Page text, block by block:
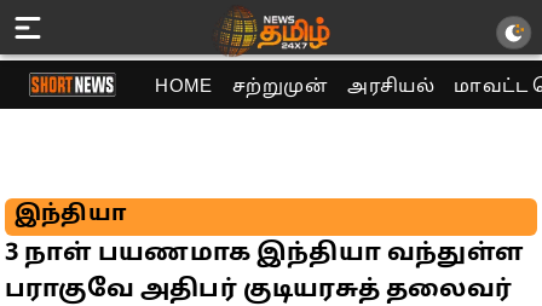
HOME சற்றுமுன் அரசியல் மாவட்ட
இந்தியா
3 நாள் பயணமாக இந்தியா வந்துள்ள
பராகுவே அதிபர் குடியரசுத் தலைவர்